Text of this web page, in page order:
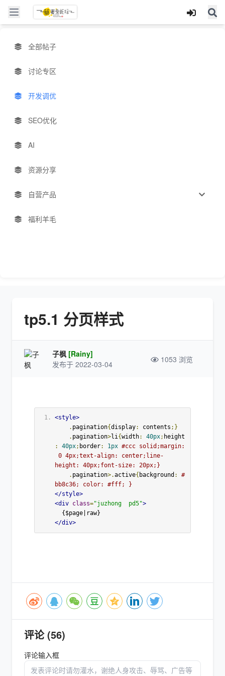
全部帖子
讨论专区
开发调优
SEO优化
AI
资源分享
自营产品
福利羊毛
tp5.1 分页样式
子枫 [Rainy]
发布于 2022-03-04
1053 浏览
<style>
. pagination{display: contents ;}
. pagination>li{width: 40px; height
:
40px; border: 1px #ccc solid;margin:
0 4px;text-align: center;line-
height: 40px;font-size: 20px;}
. pagination>.active{ background :
#
bb8c36; color: #fff; }
</style>
<div class="juzhong  pd5">
{$page|raw}
</div>
评论 (56)
评论输入框